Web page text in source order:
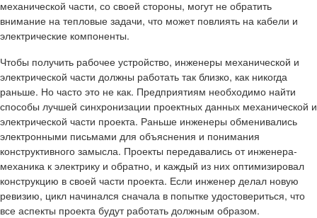
механической части, со своей стороны, могут не обратить
внимание на тепловые задачи, что может повлиять на кабели и
электрические компоненты.
Чтобы получить рабочее устройство, инженеры механической и
электрической части должны работать так близко, как никогда
раньше. Но часто это не как. Предприятиям необходимо найти
способы лучшей синхронизации проектных данных механической и
электрической части проекта. Раньше инженеры обменивались
электронными письмами для объяснения и понимания
конструктивного замысла. Проекты передавались от инженера-
механика к электрику и обратно, и каждый из них оптимизировал
конструкцию в своей части проекта. Если инженер делал новую
ревизию, цикл начинался сначала в попытке удостовериться, что
все аспекты проекта будут работать должным образом.